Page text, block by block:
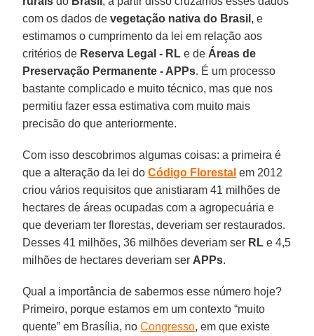
com os dados de vegetação nativa do Brasil , e
estimamos o cumprimento da lei em relação aos
critérios de Reserva Legal - RL e de Áreas de
Preservação Permanente - APPs. É um processo
bastante complicado e muito técnico, mas que nos
permitiu fazer essa estimativa com muito mais
precisão do que anteriormente.
Com isso descobrimos algumas coisas: a primeira é
que a alteração da lei doCódigo Florestal em 2012
criou vários requisitos que anistiaram 41 milhões de
hectares de áreas ocupadas com a agropecuária e
que deveriam ter florestas, deveriam ser restaurados.
Desses 41 milhões, 36 milhões deveriam ser RL e 4,5
milhões de hectares deveriam ser APPs.
Qual a importância de sabermos esse número hoje?
Primeiro, porque estamos em um contexto “muito
quente” em Brasília, noCongresso, em que existe